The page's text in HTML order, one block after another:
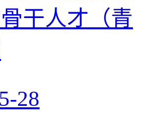
干人才（青
28